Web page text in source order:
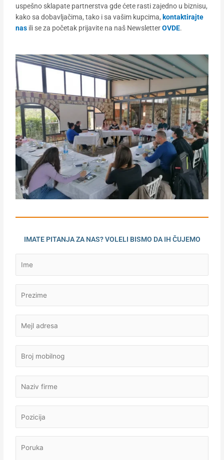
uspešno sklapate partnerstva gde ćete rasti zajedno u biznisu,
kako sa dobavljačima, tako i sa vašim kupcima, kontaktirajte
nas ili se za početak prijavite na naš NewsletterOVDE.
IMATE PITANJA ZA NAS? VOLELI BISMO DA IH ČUJEMO